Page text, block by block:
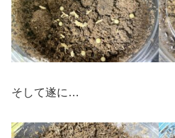
そして遂に…